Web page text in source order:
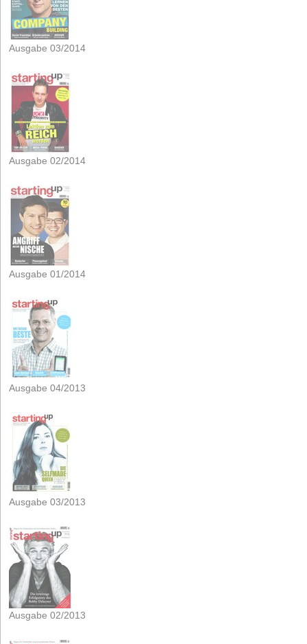
Ausgabe 03/2014
Ausgabe 02/2014
Ausgabe 01/2014
Ausgabe 04/2013
Ausgabe 03/2013
Ausgabe 02/2013